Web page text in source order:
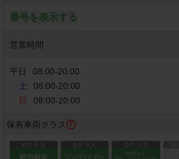
番号を表示する
営業時間
平日 08:00-20:00
土
08:00-20:00
日
08:00-20:00
保有車両クラス